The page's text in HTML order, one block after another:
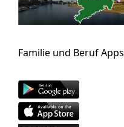
Familie und Beruf Apps